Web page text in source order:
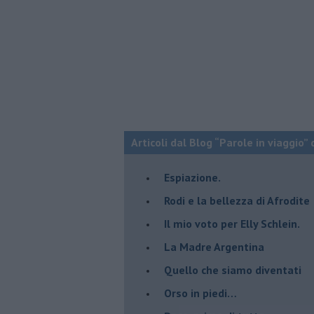
Articoli dal Blog “Parole in viaggio”
Espiazione.
Rodi e la bellezza di Afrodite
​Il mio voto per Elly Schlein.
​La Madre Argentina
Quello che siamo diventati
Orso in piedi…